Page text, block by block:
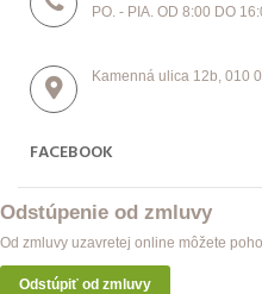
PO. - PIA. OD 8:00 DO
Kamenná ulica 12b, 010
FACEBOOK
Odstúpenie od zmluvy
Od zmluvy uzavretej online môžete
Odstúpiť od zmluvy